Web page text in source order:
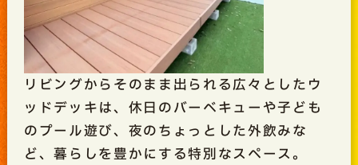
リビングからそのまま出られる広々としたウ
ッドデッキは、休日のバーベキューや子ども
のプール遊び、夜のちょっとした外飲みな
ど、暮らしを豊かにする特別なスペース。